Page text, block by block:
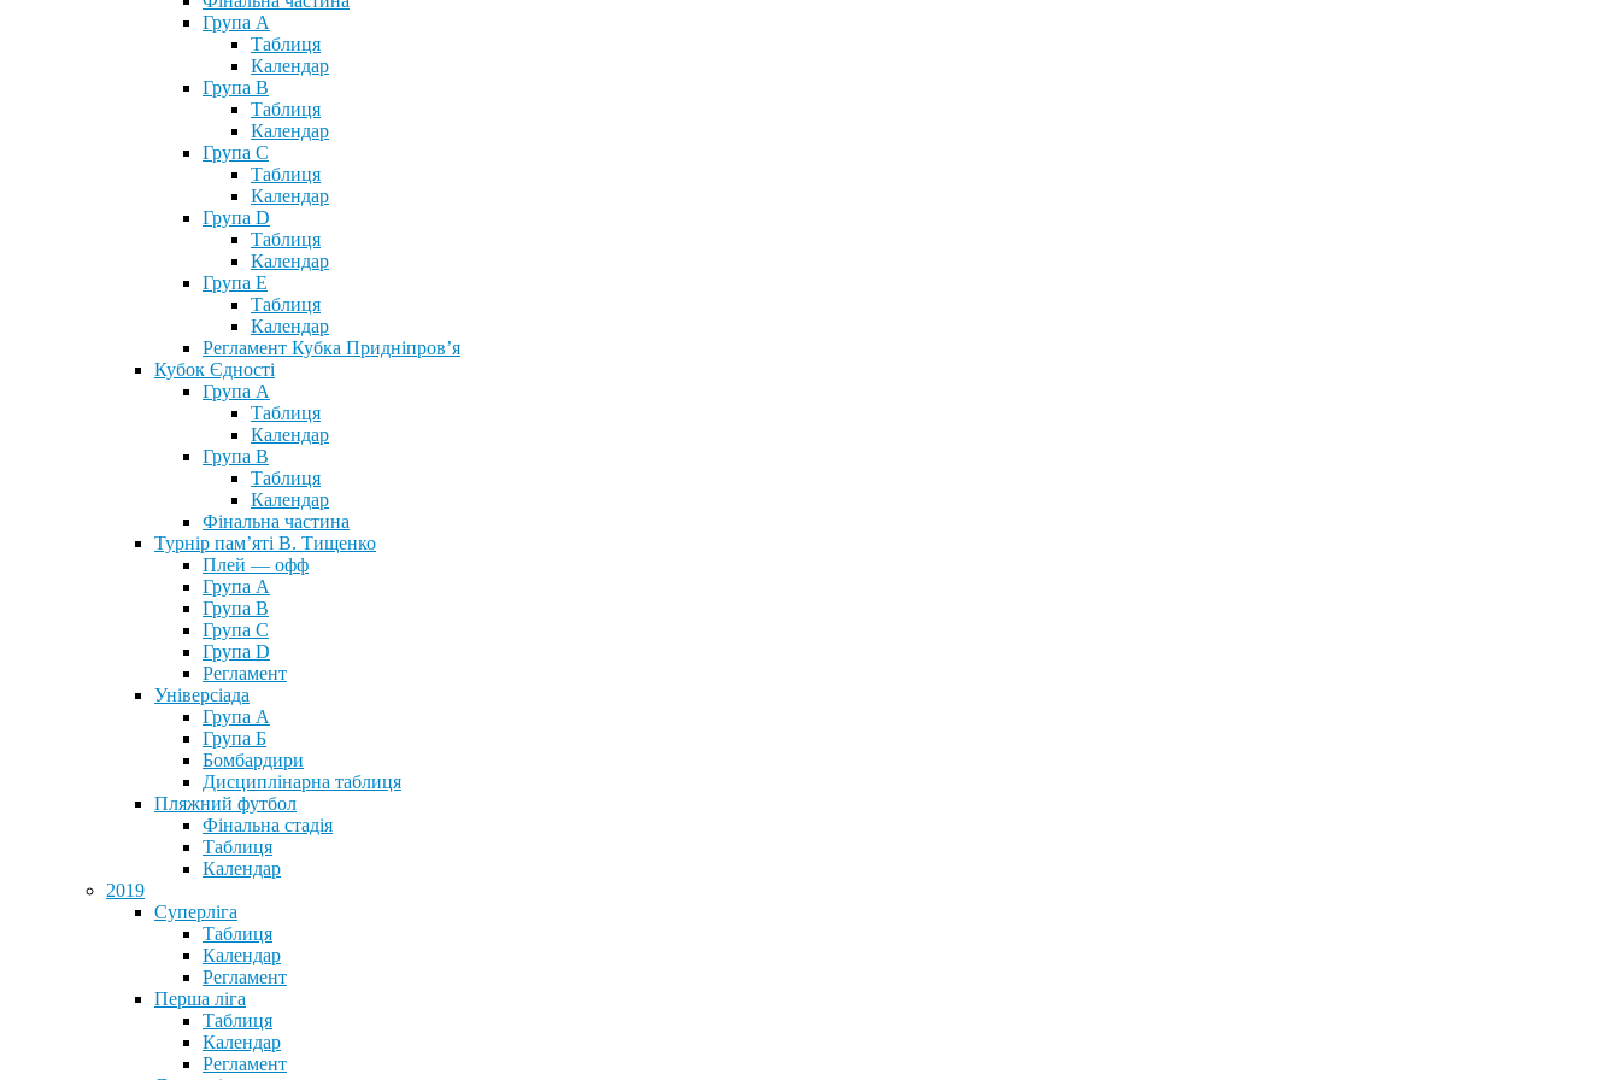
Група А
Таблиця
Календар
Група В
Таблиця
Календар
Група С
Таблиця
Календар
Група D
Таблиця
Календар
Група Е
Таблиця
Календар
Регламент Кубка Придніпров’я
Кубок Єдності
Група А
Таблиця
Календар
Група В
Таблиця
Календар
Фінальна частина
Турнір пам’яті В. Тищенко
Плей — офф
Група А
Група B
Група С
Група D
Регламент
Універсіада
Група А
Група Б
Бомбардири
Дисциплінарна таблиця
Пляжний футбол
Фінальна стадія
Таблиця
Календар
2019
Суперліга
Таблиця
Календар
Регламент
Перша ліга
Таблиця
Календар
Регламент